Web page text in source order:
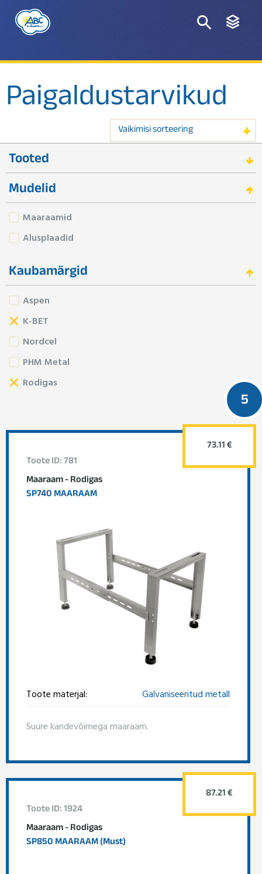
Paigaldustarvikud
Vaikimisi sorteering
Tooted
Mudelid
Maaraamid
Alusplaadid
Kaubamärgid
Aspen
K-BET
Nordcel
PHM Metal
Rodigas
5
Toote ID: 781
Maaraam - Rodigas
SP740 MAARAAM
Toote materjal: Galvaniseeritud metall
Suure kandevõimega maaraam.
73.11 €
Toote ID: 1924
Maaraam - Rodigas
SP850 MAARAAM (Must)
87.21 €